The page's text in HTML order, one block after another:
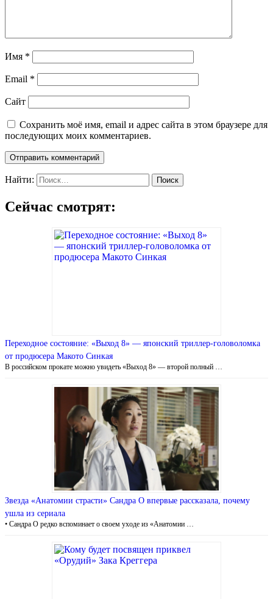
Имя *
Email *
Сайт
Сохранить моё имя, email и адрес сайта в этом браузере для
последующих моих комментариев.
Найти:
Сейчас смотрят:
Переходное состояние: «Выход 8» — японский триллер-головоломка
от продюсера Макото Синкая
В российском прокате можно увидеть «Выход 8» — второй полный …
Звезда «Анатомии страсти» Сандра О впервые рассказала, почему
ушла из сериала
• Сандра О редко вспоминает о своем уходе из «Анатомии …